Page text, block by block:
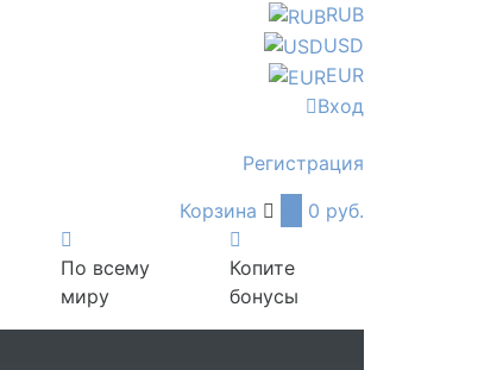
RUB
USD
EUR
Вход
Регистрация
Корзина 0 руб.
По всему
миру
Копите
бонусы